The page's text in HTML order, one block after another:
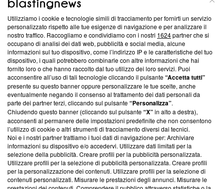
Questa sezione offre informazioni trasparenti su Blasting
News, sui nostri processi editoriali e su come ci impegniamo a
creare news di qualità. Inoltre, afferma la nostra aderenza a
‘Trust Project - News with Integrity’Blasting News non è
ancora membro del programma, ma ha richiesto di farne
parte; Trust Project non ha ancora effettuato una verifica di
conformità agli standard.
Su di noi
Team editoriale
Corporate
Redazione
Informativa Privacy
Utilizziamo i cookie e tecnologie simili di tracciamento per fornirti un servizio
personalizzato rispetto alle tue esigenze di navigazione e per analizzare il
nostro traffico. Raccogliamo e condividiamo con i nostri 1624partner che si
occupano di analisi dei dati web, pubblicità e social media, alcune
informazioni sul tuo dispositivo, come l’indirizzo IP e le caratteristiche del tuo
dispositivo, i quali potrebbero combinarle con altre informazioni che hai
fornito loro o che hanno raccolto dal tuo utilizzo dei loro servizi. Puoi
acconsentire all’uso di tali tecnologie cliccando il pulsante“Accetta tutti”
presente su questo banner oppure personalizzare le tue scelte, anche
eventualmente negando il consenso al trattamento dei dati personali da
parte dei partner terzi, cliccando sul pulsante“Personalizza”.
Chiudendo questo banner (cliccando sul pulsante“X”in alto a destra),
acconsenti al permanere delle impostazioni predefinite che non consentono
l’utilizzo di cookie o altri strumenti di tracciamento diversi dai tecnici.
Noi e i nostri partner trattiamo i tuoi dati di navigazione per: Archiviare
informazioni su dispositivo e/o accedervi. Utilizzare dati limitati per la
selezione della pubblicità. Creare profili per la pubblicità personalizzata.
Utilizzare profili per la selezione di pubblicità personalizzata. Creare profili
per la personalizzazione dei contenuti. Utilizzare profili per la selezione di
contenuti personalizzati. Misurare le prestazioni degli annunci. Misurare le